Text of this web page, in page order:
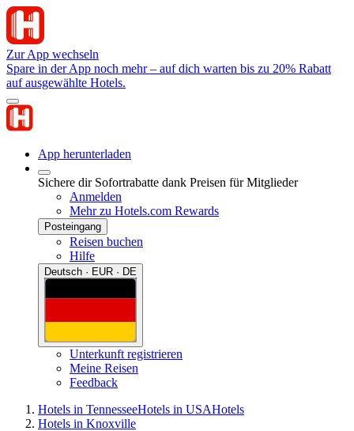
Zur App wechseln
Spare in der App noch mehr – auf dich warten bis zu 20% Rabatt
auf ausgewählte Hotels.
App herunterladen
Sichere dir Sofortrabatte dank Preisen für Mitglieder
Anmelden
Mehr zu Hotels.com Rewards
Posteingang
Reisen buchen
Hilfe
Deutsch · EUR · DE
Unterkunft registrieren
Meine Reisen
Feedback
Hotels in TennesseeHotels in USAHotels
Hotels in Knoxville